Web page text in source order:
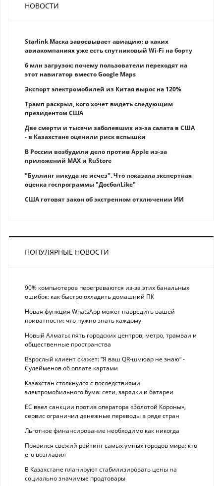
НОВОСТИ
Starlink Маска завоевывает авиацию: в каких
авиакомпаниях уже есть спутниковый Wi-Fi на борту
6 млн загрузок: почему пользователи переходят на
этот навигатор вместо Google Maps
Экспорт электромобилей из Китая вырос на 120%
Трамп раскрыл, кого хочет видеть следующим
президентом США
Две смерти и тысячи заболевших из-за салата в США
- в Казахстане оценили риск вспышки
В России возбудили дело против Apple из-за
приложений MAX и RuStore
"Буллинг никуда не исчез". Что показала экспертная
оценка госпрограммы "ДосболLike"
США готовят закон об экстренном отключении ИИ
ПОПУЛЯРНЫЕ НОВОСТИ
90% компьютеров перегреваются из-за этих банальных
ошибок: как быстро охладить домашний ПК
Новая функция WhatsApp может навредить вашей
приватности: что нужно знать каждому
Новый Алматы: пять городских центров, метро, трамваи и
общественные пространства
Взрослый клиент скажет: “Я ваш QR-шмюар не знаю“ -
Сулейменов об оплате картами
Казахстан столкнулся с последствиями
электромобильного бума: сети, зарядки и батареи
ЕС ввел санкции против оператора «Золотой Короны»,
сервис ограничил денежные переводы в ряде стран
Льготное финансирование необходимо как никогда
Появился свежий рейтинг самых умных городов мира: кто
его возглавил
В Казахстане планируют стабилизировать цены на
социально значимые продтовары